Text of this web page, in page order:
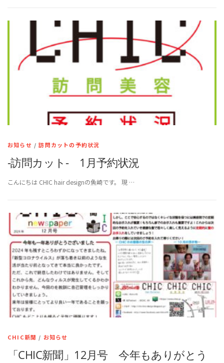
お知らせ /訪問カットの予約状況
-訪問カット- 1月予約状況
こんにちは CHIC hair designの魚崎です。 現 …
CHIC新聞 / お知らせ
「CHIC新聞」12月号 今年もありがとう